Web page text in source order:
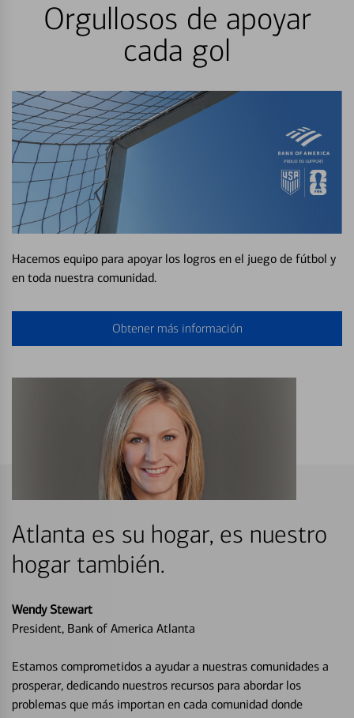
Orgullosos de apoyar
cada gol
Hacemos equipo para apoyar los logros en el juego de fútbol y
en toda nuestra comunidad.
Obtener más información
Atlanta es su hogar, es nuestro
hogar también.
Wendy Stewart
President, Bank of America Atlanta
Estamos comprometidos a ayudar a nuestras comunidades a
prosperar, dedicando nuestros recursos para abordar los
problemas que más importan en cada comunidad donde